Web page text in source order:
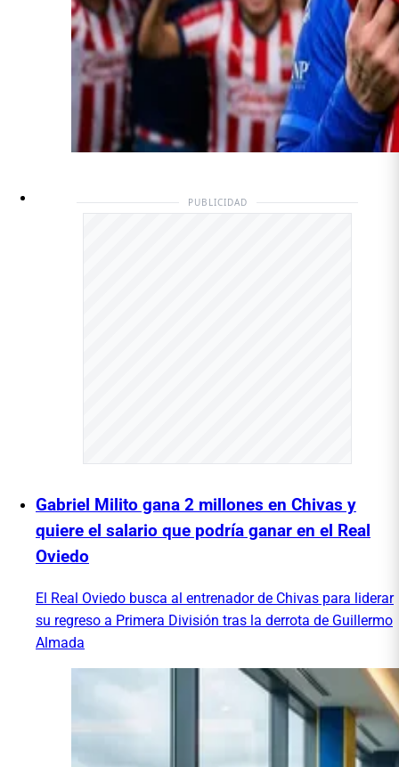
PUBLICIDAD
Gabriel Milito gana 2 millones en Chivas y
quiere el salario que podría ganar en el Real
Oviedo
El Real Oviedo busca al entrenador de Chivas para liderar
su regreso a Primera División tras la derrota de Guillermo
Almada